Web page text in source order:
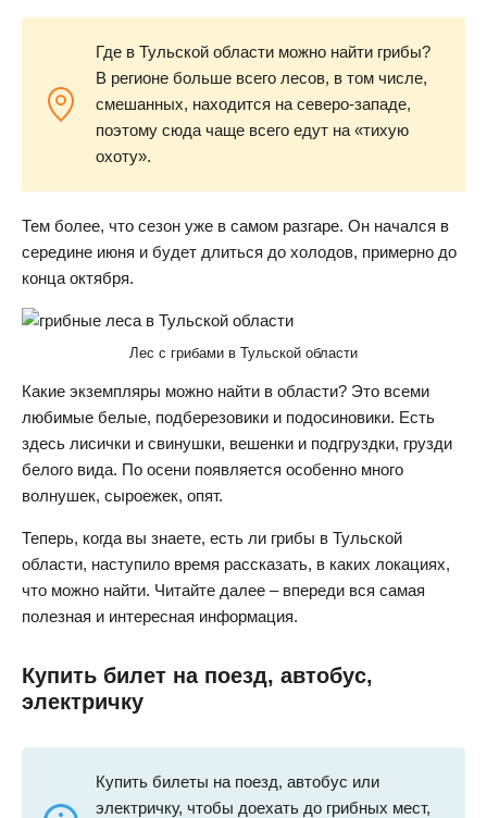
Где в Тульской области можно найти грибы?
В регионе больше всего лесов, в том числе,
смешанных, находится на северо-западе,
поэтому сюда чаще всего едут на «тихую
охоту».
Тем более, что сезон уже в самом разгаре. Он начался в
середине июня и будет длиться до холодов, примерно до
конца октября.
Лес с грибами в Тульской области
Какие экземпляры можно найти в области? Это всеми
любимые белые, подберезовики и подосиновики. Есть
здесь лисички и свинушки, вешенки и подгруздки, грузди
белого вида. По осени появляется особенно много
волнушек, сыроежек, опят.
Теперь, когда вы знаете, есть ли грибы в Тульской
области, наступило время рассказать, в каких локациях,
что можно найти. Читайте далее – впереди вся самая
полезная и интересная информация.
Купить билет на поезд, автобус,
электричку
Купить билеты на поезд, автобус или
электричку, чтобы доехать до грибных мест,